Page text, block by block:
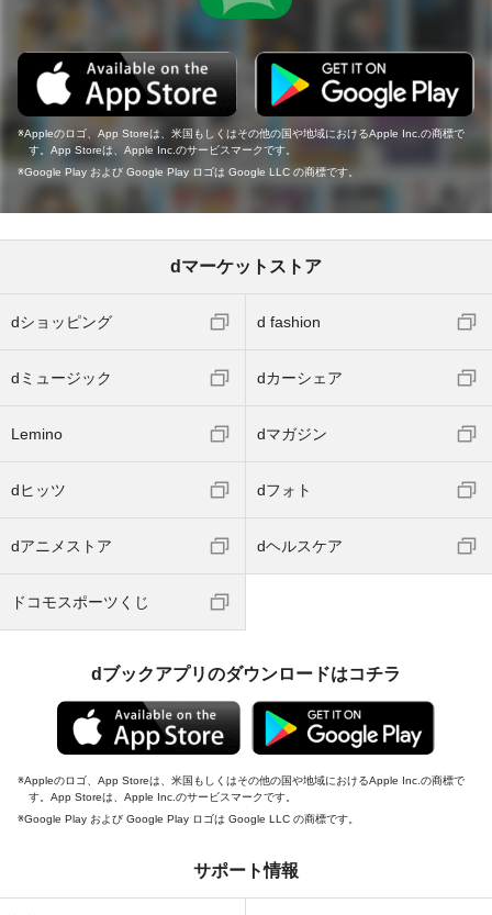
Appleのロゴ、App Storeは、米国もしくはその他の国や地域におけるApple Inc.の商標で
す。App Storeは、Apple Inc.のサービスマークです。
Google Play および Google Play ロゴは Google LLC の商標です。
dマーケットストア
dショッピング d fashion
dミュージック dカーシェア
Lemino dマガジン
dヒッツ dフォト
dアニメストア dヘルスケア
ドコモスポーツくじ
dブックアプリのダウンロードはコチラ
Appleのロゴ、App Storeは、米国もしくはその他の国や地域におけるApple Inc.の商標で
す。App Storeは、Apple Inc.のサービスマークです。
Google Play および Google Play ロゴは Google LLC の商標です。
サポート情報